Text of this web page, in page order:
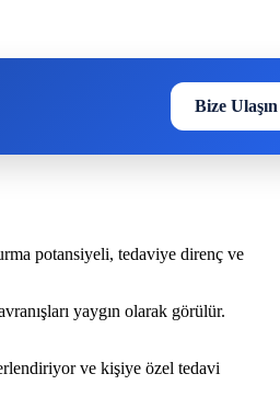
Bize Ulaşın
potansiyeli, tedaviye direnç ve
yaygın olarak görülür.
ve kişiye özel tedavi